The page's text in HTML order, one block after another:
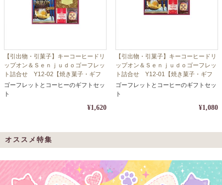
【引出物・引菓子】キーコーヒードリ
ップオン＆Ｓｅｎｊｕｄｏゴーフレッ
ト詰合せ Y12-02【焼き菓子・ギフ
ト・コーヒー・珈琲】【包装・熨斗対
応】
ゴーフレットとコーヒーのギフトセッ
ト
¥1,620
【引出物・引菓子】キーコーヒードリ
ップオン＆Ｓｅｎｊｕｄｏゴーフレッ
ト詰合せ Y12-01【焼き菓子・ギフ
ト・コーヒー・珈琲】【包装・熨斗対
応】
ゴーフレットとコーヒーのギフトセッ
ト
¥1,080
オススメ特集